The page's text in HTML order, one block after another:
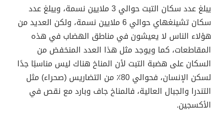
يبلغ عدد سكان التبت حوالي 3 ملايين نسمة، ويبلغ عدد
سكان تشينغهاي حوالي 6 ملايين نسمة، ولكن العديد من
هؤلاء الناس لا يعيشون في مناطق الهضاب في هذه
المقاطعات، كما ويوجد مثل هذا العدد المنخفض من
السكان على هضبة التبت لأن المناخ هناك ليس مناسبًا جدًا
لسكن الإنسان، فحوالي 80٪ من التضاريس (صحراء) مثل
التندرا والجبال العالية، فالمناخ جاف وبارد مع نقص في
الأكسجين.